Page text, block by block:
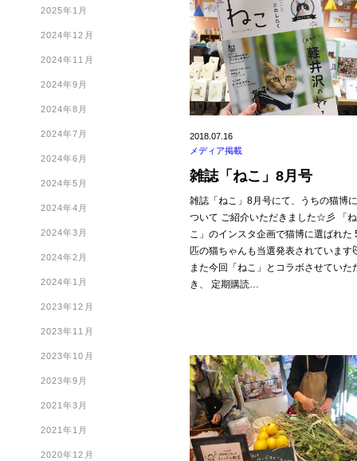
2025年1月
2024年12月
2024年11月
2024年9月
2024年8月
2024年7月
2024年6月
2024年5月
2024年4月
2024年3月
2024年2月
2024年1月
2023年12月
2023年11月
2023年10月
2023年9月
2021年3月
2021年1月
2020年12月
2018.07.16
メディア掲載
雑誌「ねこ」8月号
雑誌「ねこ」8月号にて、うちの猫博
ついて ご紹介いただきました☆彡 「ね
こ」のインスタ企画で猫博に選ばれた
匹の猫ちゃんも当選発表されています
また今回「ねこ」とコラボさせていた
き、 定期購読…